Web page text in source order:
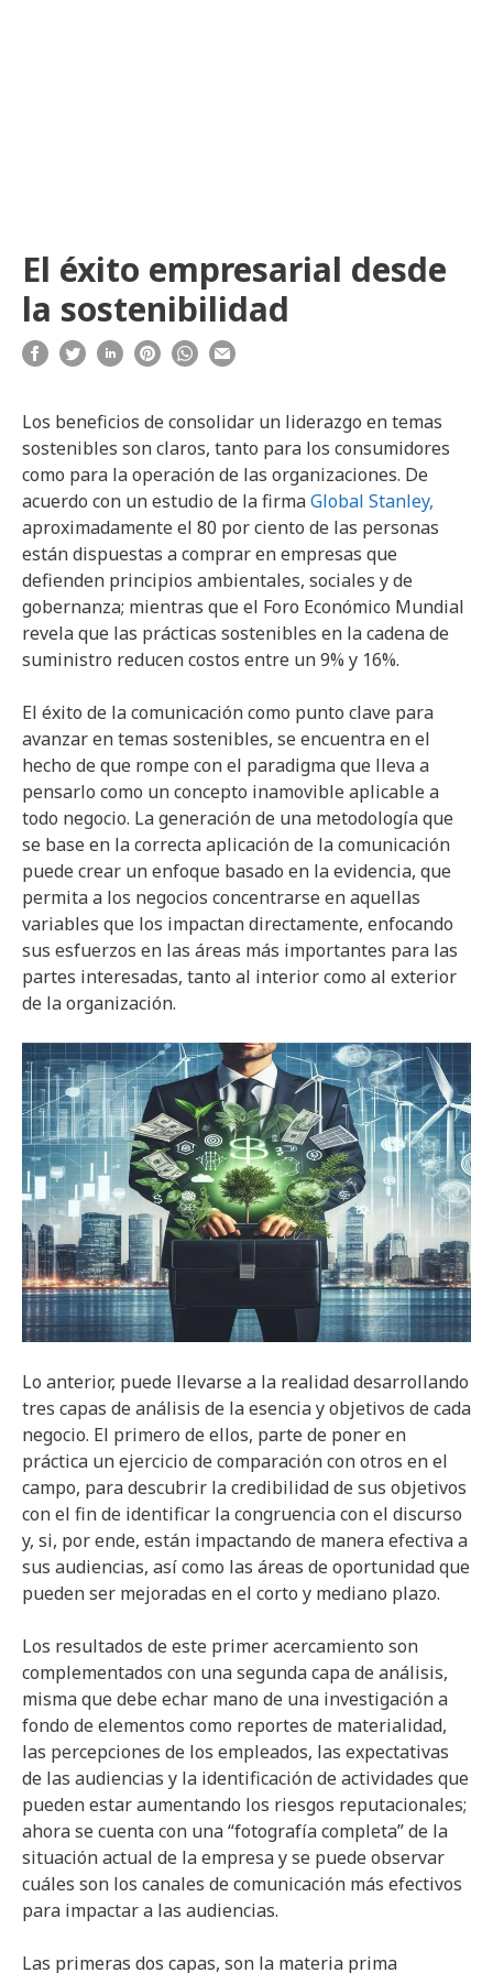
El éxito empresarial desde
la sostenibilidad
Los beneficios de consolidar un liderazgo en temas
sostenibles son claros, tanto para los consumidores
como para la operación de las organizaciones. De
acuerdo con un estudio de la firmaGlobal Stanley,
aproximadamente el 80 por ciento de las personas
están dispuestas a comprar en empresas que
defienden principios ambientales, sociales y de
gobernanza; mientras que el Foro Económico Mundial
revela que las prácticas sostenibles en la cadena de
suministro reducen costos entre un 9% y 16%.
El éxito de la comunicación como punto clave para
avanzar en temas sostenibles, se encuentra en el
hecho de que rompe con el paradigma que lleva a
pensarlo como un concepto inamovible aplicable a
todo negocio. La generación de una metodología que
se base en la correcta aplicación de la comunicación
puede crear un enfoque basado en la evidencia, que
permita a los negocios concentrarse en aquellas
variables que los impactan directamente, enfocando
sus esfuerzos en las áreas más importantes para las
partes interesadas, tanto al interior como al exterior
de la organización.
Lo anterior, puede llevarse a la realidad desarrollando
tres capas de análisis de la esencia y objetivos de cada
negocio. El primero de ellos, parte de poner en
práctica un ejercicio de comparación con otros en el
campo, para descubrir la credibilidad de sus objetivos
con el fin de identificar la congruencia con el discurso
y, si, por ende, están impactando de manera efectiva a
sus audiencias, así como las áreas de oportunidad que
pueden ser mejoradas en el corto y mediano plazo.
Los resultados de este primer acercamiento son
complementados con una segunda capa de análisis,
misma que debe echar mano de una investigación a
fondo de elementos como reportes de materialidad,
las percepciones de los empleados, las expectativas
de las audiencias y la identificación de actividades que
pueden estar aumentando los riesgos reputacionales;
ahora se cuenta con una “fotografía completa” de la
situación actual de la empresa y se puede observar
cuáles son los canales de comunicación más efectivos
para impactar a las audiencias.
Las primeras dos capas, son la materia prima